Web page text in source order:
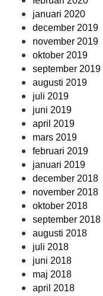
januari 2020
december 2019
november 2019
oktober 2019
september 2019
augusti 2019
juli 2019
juni 2019
april 2019
mars 2019
februari 2019
januari 2019
december 2018
november 2018
oktober 2018
september 2018
augusti 2018
juli 2018
juni 2018
maj 2018
april 2018